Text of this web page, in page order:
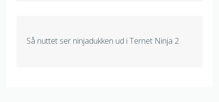
Så nuttet ser ninjadukken ud i Ternet Ninja 2